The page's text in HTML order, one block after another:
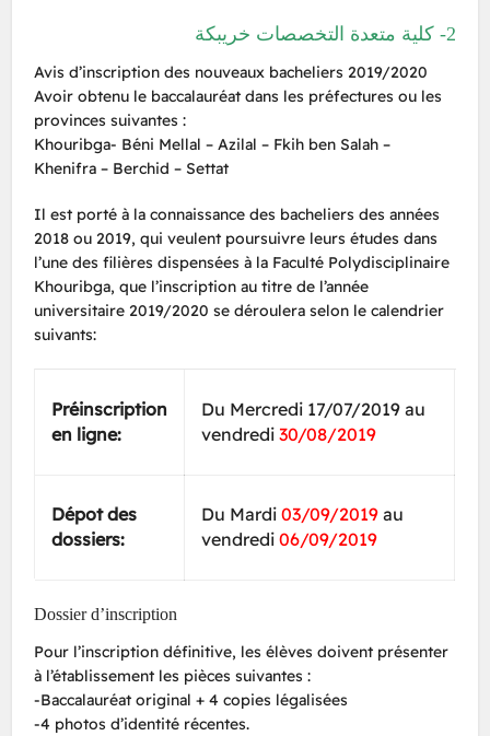
2- كلية متعدة التخصصات خريبكة
Avis d’inscription des nouveaux bacheliers 2019/2020
Avoir obtenu le baccalauréat dans les préfectures ou les
provinces suivantes :
Khouribga- Béni Mellal – Azilal – Fkih ben Salah –
Khenifra – Berchid – Settat
Il est porté à la connaissance des bacheliers des années
2018 ou 2019, qui veulent poursuivre leurs études dans
l’une des filières dispensées à la Faculté Polydisciplinaire
Khouribga, que l’inscription au titre de l’année
universitaire 2019/2020 se déroulera selon le calendrier
suivants:
Préinscription
en ligne:
Du Mercredi 17/07/2019 au
vendredi30/08/2019
Dépot des
dossiers:
Du Mardi03/09/2019 au
vendredi06/09/2019
Dossier d’inscription
Pour l’inscription définitive, les élèves doivent présenter
à l’établissement les pièces suivantes :
-Baccalauréat original + 4 copies légalisées
-4 photos d’identité récentes.